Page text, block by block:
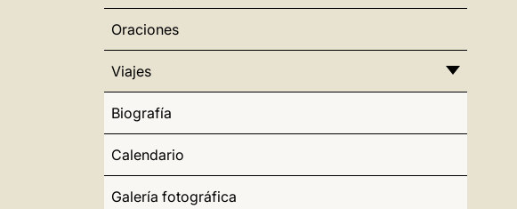
Oraciones
Viajes
Biografía
Calendario
Galería fotográfica